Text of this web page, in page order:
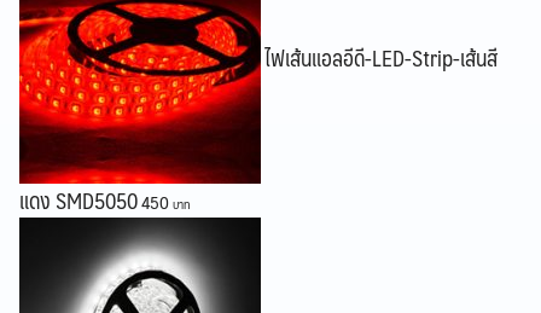
ไฟเส้นแอลอีดี-LED-Strip-เส้นสี
แดง SMD5050450